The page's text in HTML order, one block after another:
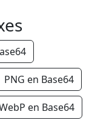
PNG en Base64
en Base64